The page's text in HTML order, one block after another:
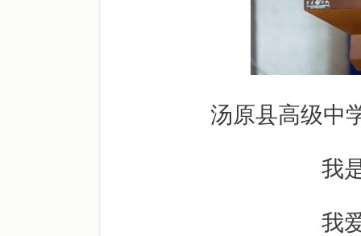
汤原县高级中
我
我